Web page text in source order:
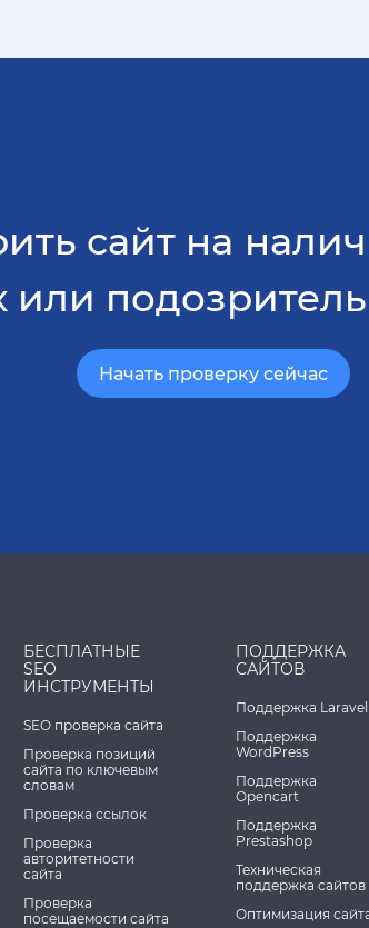
сайт на
или
Начать проверку сейчас
БЕСПЛАТНЫЕ
SEO
ИНСТРУМЕНТЫ
SEO проверка сайта
Проверка позиций
сайта по ключевым
словам
Проверка ссылок
Проверка
авторитетности
сайта
Проверка
посещаемости сайта
ПОДДЕРЖКА
САЙТОВ
Поддержка Laravel
Поддержка
WordPress
Поддержка
Opencart
Поддержка
Prestashop
Техническая
поддержка сайтов
Оптимизация